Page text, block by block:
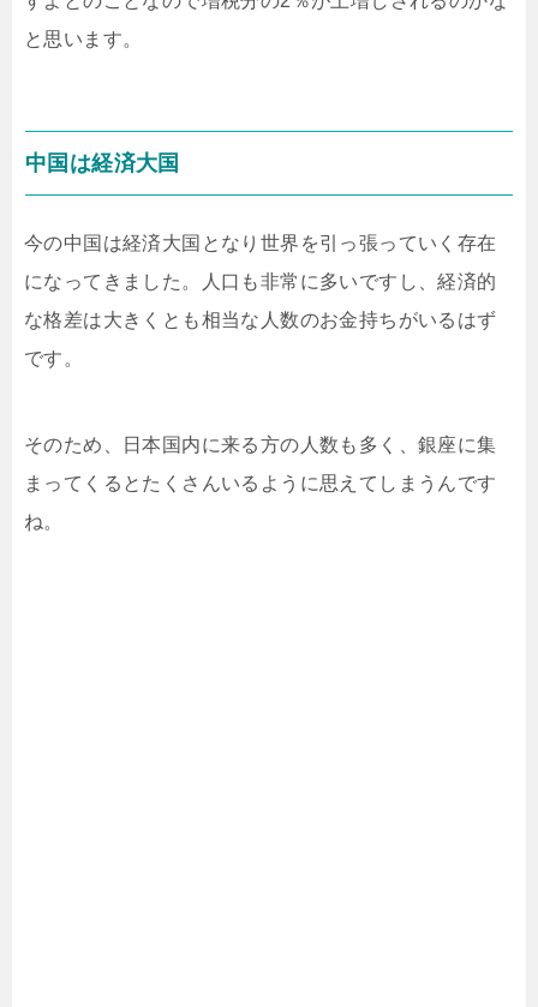
と思います。
中国は経済大国
今の中国は経済大国となり世界を引っ張っていく存在
になってきました。人口も非常に多いですし、経済的
な格差は大きくとも相当な人数のお金持ちがいるはず
です。
そのため、日本国内に来る方の人数も多く、銀座に集
まってくるとたくさんいるように思えてしまうんです
ね。